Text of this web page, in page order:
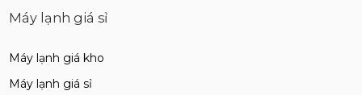
Máy lạnh giá sỉ
Máy lạnh giá kho
Máy lạnh giá sỉ